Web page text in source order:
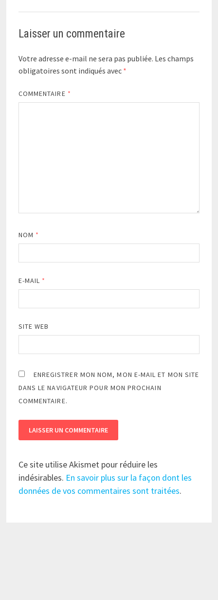
Laisser un commentaire
Votre adresse e-mail ne sera pas publiée. Les champs
obligatoires sont indiqués avec *
COMMENTAIRE *
NOM *
E-MAIL *
SITE WEB
ENREGISTRER MON NOM, MON E-MAIL ET MON SITE
DANS LE NAVIGATEUR POUR MON PROCHAIN
COMMENTAIRE.
Ce site utilise Akismet pour réduire les
indésirables. En savoir plus sur la façon dont les
données de vos commentaires sont traitées.